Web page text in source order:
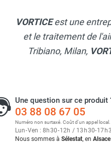
cheveux
à raccorder sur
VORTICEest une
et le traitement de
Tribiano, Milan,
Une question sur ce produit
03 88 08 67 05
Numéro non surtaxé. Coût d'un appel local.
Lun-Ven : 8h30-12h / 13h30-17h
Nous sommes à Sélestat, en Alsace